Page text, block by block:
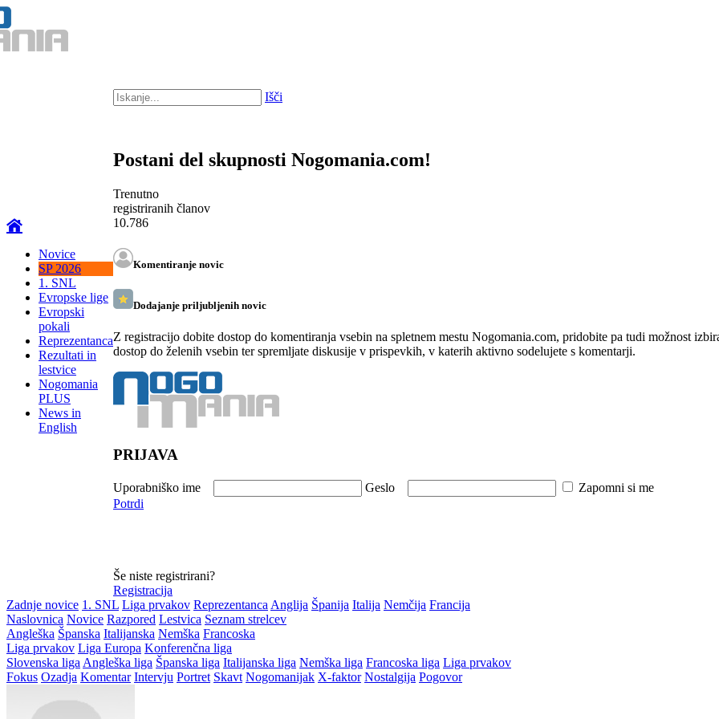
Novice
SP 2026
1. SNL
Evropske lige
Evropski
pokali
Reprezentanca
Rezultati in
lestvice
Nogomania
PLUS
News in
English
Išči
Postani del skupnosti Nogomania.com!
Trenutno
registriranih članov
10.786
Komentiranje novic
Dodajanje priljubljenih novic
Z registracijo dobite dostop do komentiranja vsebin na spletnem mestu Nogomania.com, pridobite pa tudi možnost
dostop do želenih vsebin ter spremljate diskusije v prispevkih, v katerih aktivno sodelujete s komentarji.
PRIJAVA
Uporabniško ime Geslo Zapomni si me
Potrdi
Še niste registrirani?
Registracija
Zadnje novice 1. SNL Liga prvakov Reprezentanca Anglija Španija Italija Nemčija Francija
Naslovnica Novice Razpored Lestvica Seznam strelcev
Angleška Španska Italijanska Nemška Francoska
Liga prvakov Liga Europa Konferenčna liga
Slovenska liga Angleška liga Španska liga Italijanska liga Nemška liga Francoska liga Liga prvakov
Fokus Ozadja Komentar Intervju Portret Skavt Nogomanijak X-faktor Nostalgija Pogovor